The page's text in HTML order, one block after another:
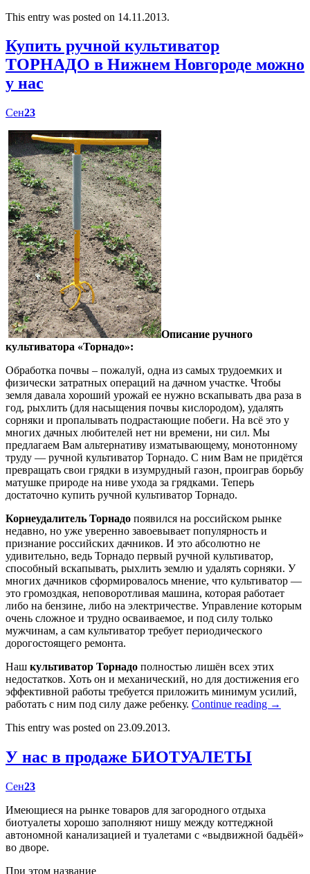
This entry was posted on 14.11.2013.
Купить ручной культиватор
ТОРНАДО в Нижнем Новгороде можно
у нас
Сен23
Описание ручного
культиватора «Торнадо»:
Обработка почвы – пожалуй, одна из самых трудоемких и
физически затратных операций на дачном участке. Чтобы
земля давала хороший урожай ее нужно вскапывать два раза в
год, рыхлить (для насыщения почвы кислородом), удалять
сорняки и пропалывать подрастающие побеги. На всё это у
многих дачных любителей нет ни времени, ни сил. Мы
предлагаем Вам альтернативу изматывающему, монотонному
труду — ручной культиватор Торнадо. С ним Вам не придётся
превращать свои грядки в изумрудный газон, проиграв борьбу
матушке природе на ниве ухода за грядками. Теперь
достаточно купить ручной культиватор Торнадо.
Корнеудалитель Торнадо появился на российском рынке
недавно, но уже уверенно завоевывает популярность и
признание российских дачников. И это абсолютно не
удивительно, ведь Торнадо первый ручной культиватор,
способный вскапывать, рыхлить землю и удалять сорняки. У
многих дачников сформировалось мнение, что культиватор —
это громоздкая, неповоротливая машина, которая работает
либо на бензине, либо на электричестве. Управление которым
очень сложное и трудно осваиваемое, и под силу только
мужчинам, а сам культиватор требует периодического
дорогостоящего ремонта.
Наш культиватор Торнадо полностью лишён всех этих
недостатков. Хоть он и механический, но для достижения его
эффективной работы требуется приложить минимум усилий,
работать с ним под силу даже ребенку. Continue reading →
This entry was posted on 23.09.2013.
У нас в продаже БИОТУАЛЕТЫ
Сен23
Имеющиеся на рынке товаров для загородного отдыха
биотуалеты хорошо заполняют нишу между коттеджной
автономной канализацией и туалетами с «выдвижной бадьёй»
во дворе.
При этом название